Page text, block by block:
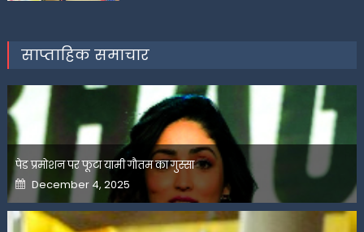
साप्ताहिक समाचार
पेड प्रमोशन पर फूटा यामी गौतम का गुस्सा
Posted
on
December 4, 2025